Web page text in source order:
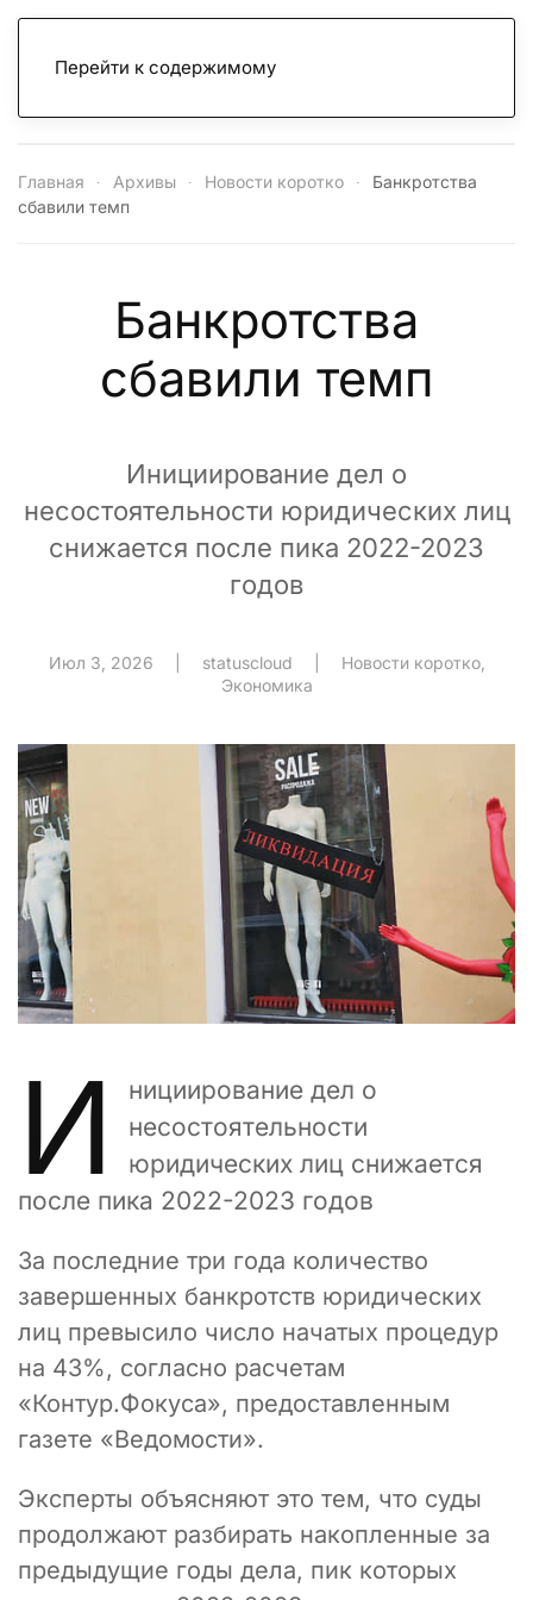
Перейти к содержимому
Главная Архивы Новости коротко
Банкротства
сбавили темп
Банкротства
сбавили темп
Инициирование дел о
несостоятельности юридических лиц
снижается после пика 2022-2023
годов
Июл 3, 2026 statuscloud Новости коротко,
Экономика
И
нициирование дел о
несостоятельности
юридических лиц снижается
после пика 2022-2023 годов
За последние три года количество
завершенных банкротств юридических
лиц превысило число начатых процедур
на 43%, согласно расчетам
«Контур.Фокуса», предоставленным
газете «Ведомости».
Эксперты объясняют это тем, что суды
продолжают разбирать накопленные за
предыдущие годы дела, пик которых